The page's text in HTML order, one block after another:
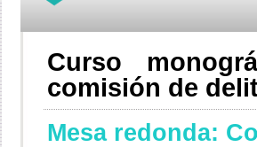
Curso
comisión de
Mesa redonda: